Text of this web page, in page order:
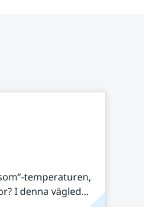
temperaturen,
I denna vägled...